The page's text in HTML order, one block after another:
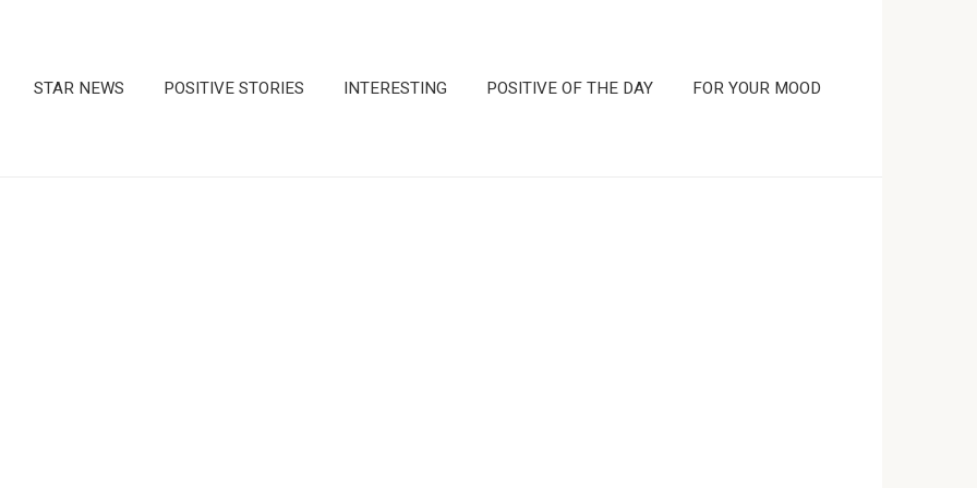
STAR NEWS POSITIVE STORIES INTERESTING POSITIVE OF THE DAY FOR YOUR MOOD